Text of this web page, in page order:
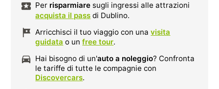
Per risparmiare sugli ingressi alle attrazioni
acquista il pass di Dublino.
Arricchisci il tuo viaggio con unavisita
guidata o unfree tour.
Hai bisogno di un'auto a noleggio? Confronta
le tariffe di tutte le compagnie con
Discovercars.